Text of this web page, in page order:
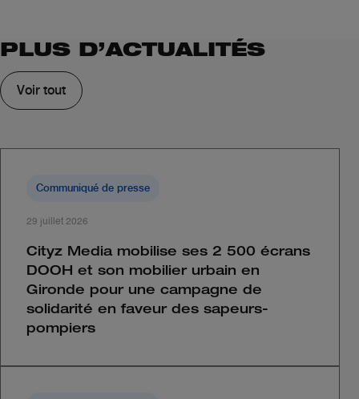
PLUS D’ACTUALITÉS
Voir tout
Communiqué de presse
29 juillet 2026
Cityz Media mobilise ses 2 500 écrans
DOOH et son mobilier urbain en
Gironde pour une campagne de
solidarité en faveur des sapeurs-
pompiers